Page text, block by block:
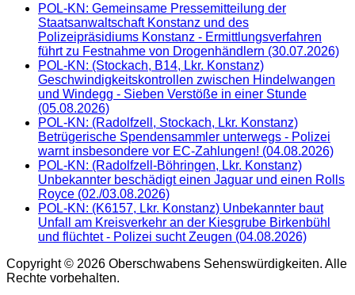
POL-KN: Gemeinsame Pressemitteilung der
Staatsanwaltschaft Konstanz und des
Polizeipräsidiums Konstanz - Ermittlungsverfahren
führt zu Festnahme von Drogenhändlern (30.07.2026)
POL-KN: (Stockach, B14, Lkr. Konstanz)
Geschwindigkeitskontrollen zwischen Hindelwangen
und Windegg - Sieben Verstöße in einer Stunde
(05.08.2026)
POL-KN: (Radolfzell, Stockach, Lkr. Konstanz)
Betrügerische Spendensammler unterwegs - Polizei
warnt insbesondere vor EC-Zahlungen! (04.08.2026)
POL-KN: (Radolfzell-Böhringen, Lkr. Konstanz)
Unbekannter beschädigt einen Jaguar und einen Rolls
Royce (02./03.08.2026)
POL-KN: (K6157, Lkr. Konstanz) Unbekannter baut
Unfall am Kreisverkehr an der Kiesgrube Birkenbühl
und flüchtet - Polizei sucht Zeugen (04.08.2026)
Copyright © 2026 Oberschwabens Sehenswürdigkeiten. Alle
Rechte vorbehalten.